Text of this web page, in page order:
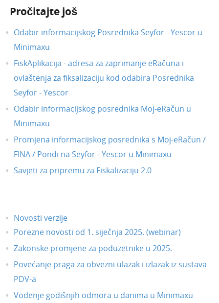
Pročitajte još
Odabir informacijskog Posrednika Seyfor - Yescor u
Minimaxu
FiskAplikacija - adresa za zaprimanje eRačuna i
ovlaštenja za fiksalizaciju kod odabira Posrednika
Seyfor - Yescor
Odabir informacijskog posrednika Moj-eRačun u
Minimaxu
Promjena informacijskog posrednika s Moj-eRačun /
FINA / Pondi na Seyfor - Yescor u Minimaxu
Savjeti za pripremu za Fiskalizaciju 2.0
Novosti verzije
Porezne novosti od 1. siječnja 2025. (webinar)
Zakonske promjene za poduzetnike u 2025.
Povećanje praga za obvezni ulazak i izlazak iz sustava
PDV-a
Vođenje godišnjih odmora u danima u Minimaxu